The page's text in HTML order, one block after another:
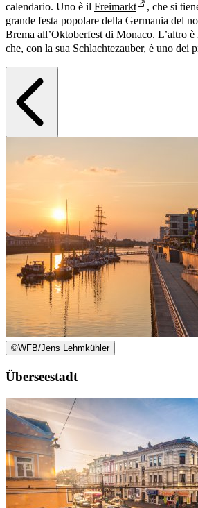
calendario. Uno è il Freimarkt
, che si
grande festa popolare della Germania del
Brema all’Oktoberfest di Monaco. L’altro è
che, con la sua Schlachtezauber, è uno dei
©WFB/Jens Lehmkühler
Überseestadt